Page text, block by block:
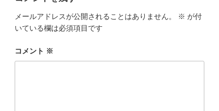
メールアドレスが公開されることはありません。 ※ が付
いている欄は必須項目です
コメント ※